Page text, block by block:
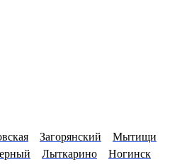
Загорянский
Мытищи
Лыткарино
Ногинск